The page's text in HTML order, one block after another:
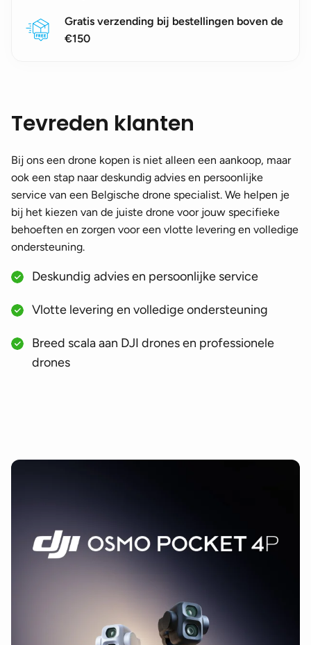
Gratis verzending bij bestellingen boven de
€150
Tevreden klanten
Bij ons een drone kopen is niet alleen een aankoop, maar
ook een stap naar deskundig advies en persoonlijke
service van een Belgische drone specialist. We helpen je
bij het kiezen van de juiste drone voor jouw specifieke
behoeften en zorgen voor een vlotte levering en volledige
ondersteuning.
Deskundig advies en persoonlijke service
Vlotte levering en volledige ondersteuning
Breed scala aan DJI drones en professionele
drones